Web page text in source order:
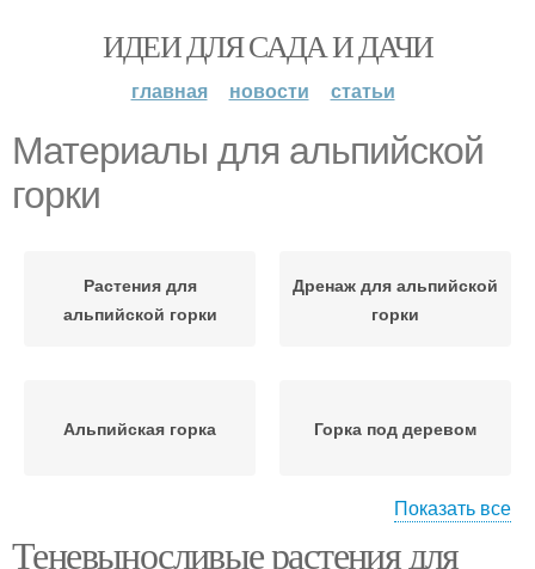
ИДЕИ ДЛЯ САДА И ДАЧИ
главная новости статьи
Материалы для альпийской
горки
Растения для
альпийской горки
Дренаж для альпийской
горки
Альпийская горка Горка под деревом
Показать все
Теневыносливые растения для